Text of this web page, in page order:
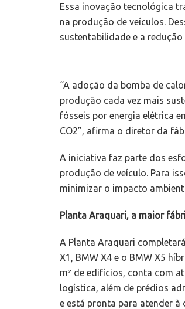
Essa inovação tecnológica
na produção de veículos.
sustentabilidade e a
“A adoção da bomba de
produção cada vez mais
fósseis por energia elétrica
CO2”, afirma o diretor da
A iniciativa faz parte dos
produção de veículo. Para
minimizar o impacto
Planta Araquari, a maior
A Planta Araquari
X1, BMW X4 e o BMW X5
m² de edifícios, conta com
logística, além de prédios
e está pronta para atender